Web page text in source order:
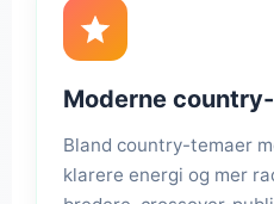
Moderne
Bland country-temaer
klarere energi og mer